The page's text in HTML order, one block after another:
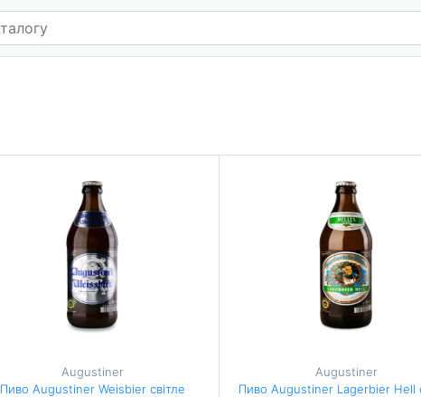
Augustiner
Пиво Augustiner Weisbier світле
Augustiner
Пиво Augustiner Lagerbier Hell